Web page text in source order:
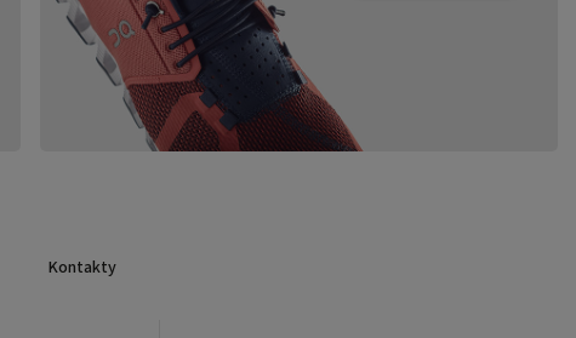
Kontakty